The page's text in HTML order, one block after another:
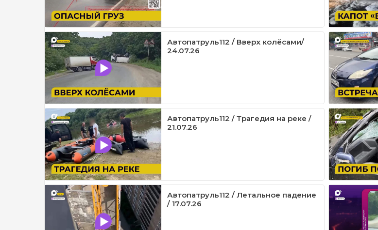
Автопатруль112 / Вверх колёсами/
24.07.26
Автопатруль112 / Трагедия на реке /
21.07.26
Автопатруль112 / Летальное падение
/ 17.07.26